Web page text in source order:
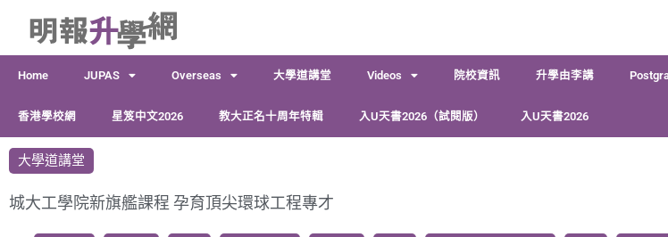
容
Home JUPAS Overseas 大學道講堂 Videos 院校資訊 升學由李講
香港學校網 星笈中文2026 教大正名十周年特輯 入U天書2026（試閱版） 入U天書2026
大學道講堂
城大工學院新旗艦課程 孕育頂尖環球工程專才